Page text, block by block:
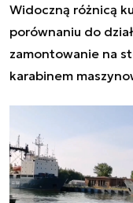
Widoczną różnicą
porównaniu do
zamontowanie na
karabinem